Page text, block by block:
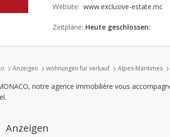
Website: www.exclusive-estate.mc
Zeitpläne: Heute geschlossen:
Montag: 09:00 - 12:00 |
Dienstag: 09:00 - 12:00 |
Anzeigen wohnungen für verkauf Alpes-Maritimes
MONACO, notre agence immobilière vous
Anzeigen